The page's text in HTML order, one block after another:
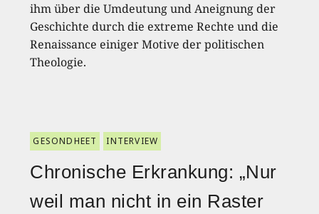
ihm über die Umdeutung und Aneignung der
Geschichte durch die extreme Rechte und die
Renaissance einiger Motive der politischen
Theologie.
GESONDHEET INTERVIEW
Chronische Erkrankung: „Nur
weil man nicht in ein Raster